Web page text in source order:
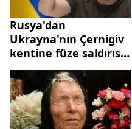
Rusya'dan
Ukrayna'nın Çernigiv
kentine füze saldırısı:
7 kişi öldü!
Zelenskiy'den
açıklama...